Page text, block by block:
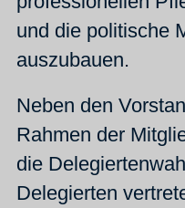
und die politische
auszubauen.
Neben den
Rahmen der
die
Delegierten